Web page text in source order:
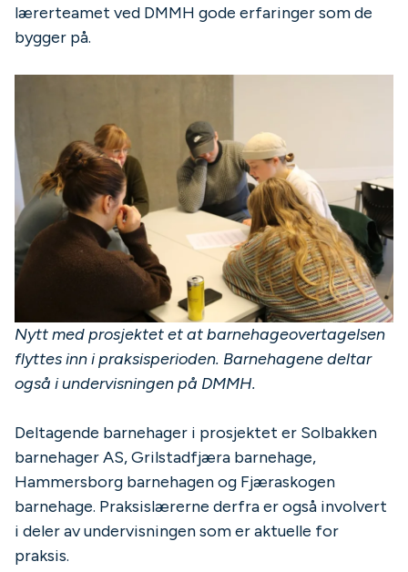
lærerteamet ved DMMH gode erfaringer som de
bygger på.
Nytt med prosjektet et at barnehageovertagelsen
flyttes inn i praksisperioden. Barnehagene deltar
også i undervisningen på DMMH.
Deltagende barnehager i prosjektet er Solbakken
barnehager AS, Grilstadfjæra barnehage,
Hammersborg barnehagen og Fjæraskogen
barnehage. Praksislærerne derfra er også involvert
i deler av undervisningen som er aktuelle for
praksis.